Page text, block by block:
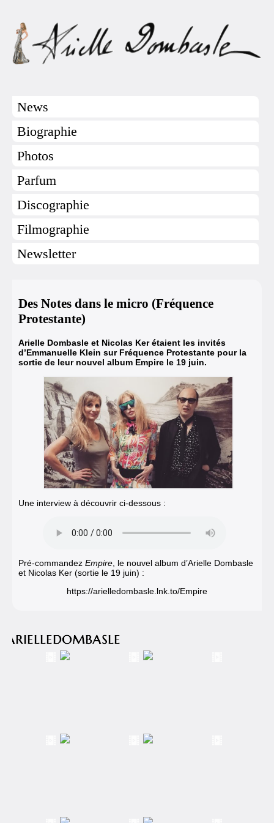
News
Biographie
Photos
Parfum
Discographie
Filmographie
Newsletter
Des Notes dans le micro (Fréquence
Protestante)
Arielle Dombasle et Nicolas Ker étaient les invités
d’Emmanuelle Klein sur Fréquence Protestante pour la
sortie de leur nouvel album Empire le 19 juin.
Une interview à découvrir ci-dessous :
Pré-commandez Empire , le nouvel album d’Arielle Dombasle
et Nicolas Ker (sortie le 19 juin) :
https://arielledombasle.lnk.to/Empire